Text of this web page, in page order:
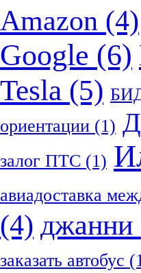
Amazon (4)
Google (6)
Tesla (5)
ориентации (1)
залог ПТС (1)
авиадоставка
(4) джанни
заказать автобус